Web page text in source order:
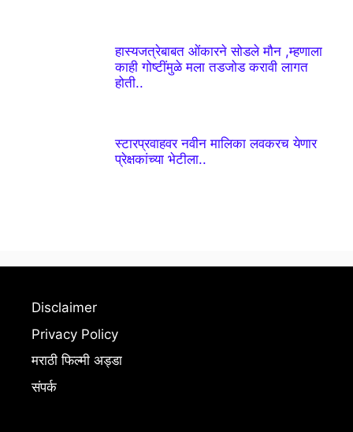
हास्यजत्रेबाबत ओंकारने सोडले मौन ,म्हणाला
काही गोष्टींमुळे मला तडजोड करावी लागत
होती..
स्टारप्रवाहवर नवीन मालिका लवकरच येणार
प्रेक्षकांच्या भेटीला..
Disclaimer
Privacy Policy
मराठी फिल्मी अड्डा
संपर्क